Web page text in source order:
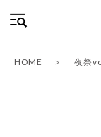
HOME 夜祭